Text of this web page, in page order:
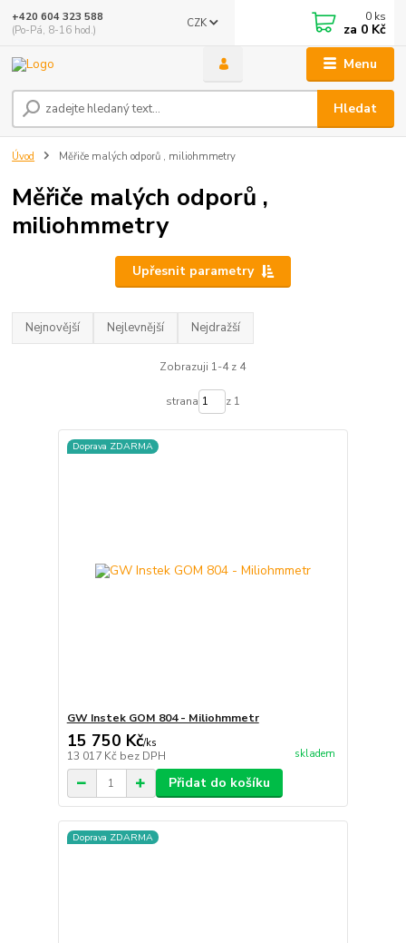
Menu
CZK
Hledat
+420 604 323 588
(Po-Pá, 8-16 hod.)
0 ks
za 0 Kč
Úvod Měřiče malých odporů , miliohmmetry
Měřiče malých odporů ,
miliohmmetry
Upřesnit parametry
Nejnovější Nejlevnější Nejdražší
Zobrazuji 1-4 z 4
strana z 1
Doprava ZDARMA
GW Instek GOM 804 - Miliohmmetr
15 750 Kč/ks
13 017 Kč bez DPH skladem
Přidat do košíku
Doprava ZDARMA